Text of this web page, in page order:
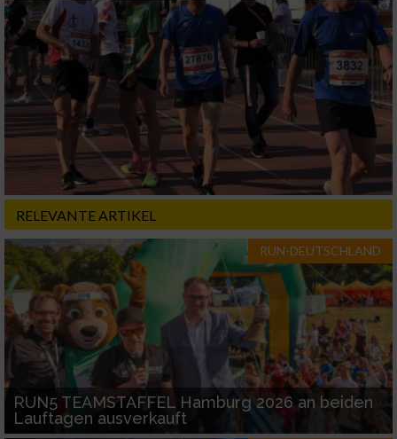
RELEVANTE ARTIKEL
RUN-DEUTSCHLAND
RUN5 TEAMSTAFFEL Hamburg 2026 an beiden
Lauftagen ausverkauft